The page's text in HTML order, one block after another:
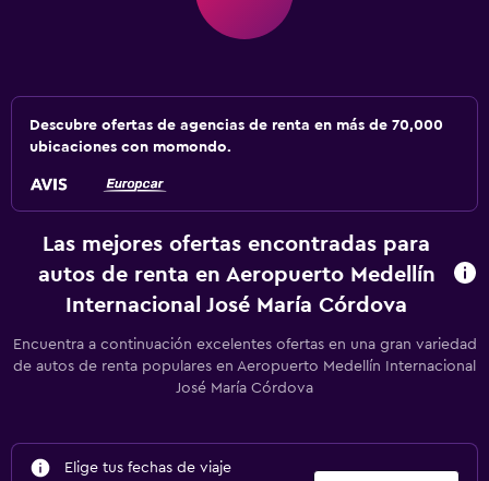
Descubre ofertas de agencias de renta en más de 70,000
ubicaciones con momondo.
Las mejores ofertas encontradas para
autos de renta en Aeropuerto Medellín
Internacional José María Córdova
Encuentra a continuación excelentes ofertas en una gran variedad
de autos de renta populares en Aeropuerto Medellín Internacional
José María Córdova
Elige tus fechas de viaje